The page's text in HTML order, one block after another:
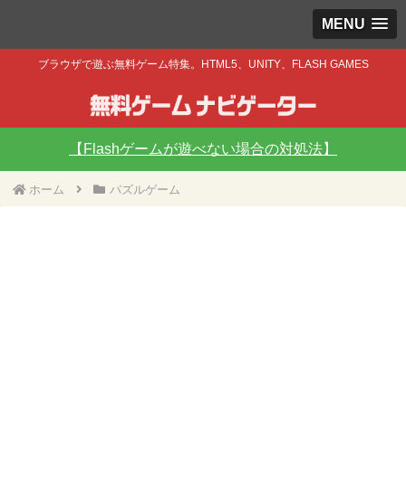
MENU
ブラウザで遊ぶ無料ゲーム特集。HTML5、UNITY、FLASH GAMES
【Flashゲームが遊べない場合の対処法】
ホーム パズルゲーム